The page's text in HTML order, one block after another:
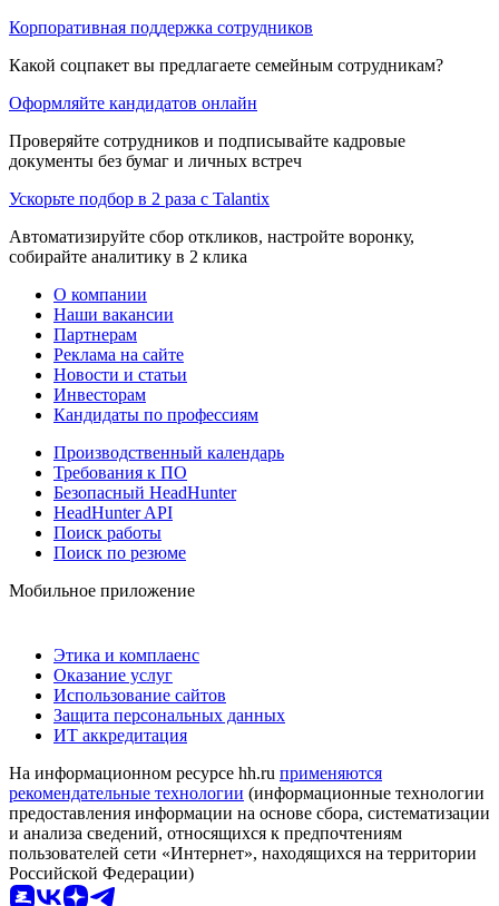
Корпоративная поддержка сотрудников
Какой соцпакет вы предлагаете семейным сотрудникам?
Оформляйте кандидатов онлайн
Проверяйте сотрудников и подписывайте кадровые
документы без бумаг и личных встреч
Ускорьте подбор в 2 раза с Talantix
Автоматизируйте сбор откликов, настройте воронку,
собирайте аналитику в 2 клика
О компании
Наши вакансии
Партнерам
Реклама на сайте
Новости и статьи
Инвесторам
Кандидаты по профессиям
Производственный календарь
Требования к ПО
Безопасный HeadHunter
HeadHunter API
Поиск работы
Поиск по резюме
Мобильное приложение
Этика и комплаенс
Оказание услуг
Использование сайтов
Защита персональных данных
ИТ аккредитация
На информационном ресурсе hh.ru применяются
рекомендательные технологии (информационные технологии
предоставления информации на основе сбора, систематизации
и анализа сведений, относящихся к предпочтениям
пользователей сети «Интернет», находящихся на территории
Российской Федерации)